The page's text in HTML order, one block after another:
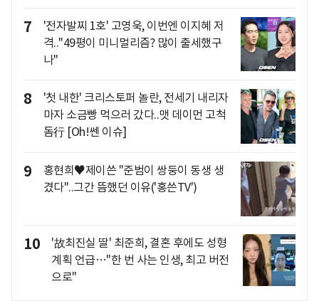
7
'전자발찌 1호' 고영욱, 이번엔 이지혜 저
격.."49평이 미니멀리즘? 많이 출세했구
나"
8
'첫 내한' 크리스토퍼 놀란, 전세기 내리자
마자 소금빵 먹으러 갔다..맷 데이먼 고척
돔行 [Oh!쎈 이슈]
9
홍현희♥제이쓴 "준범이 쌍둥이 동생 생
겼다"..그간 뜸했던 이유('홍쓴TV')
10
'故최진실 딸' 최준희, 결혼 후에도 성형
계획 언급…"한 번 사는 인생, 최고 버전
으로"